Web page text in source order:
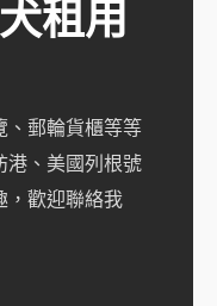
租用
、郵輪貨櫃等等
港、美國列根號
，歡迎聯絡我